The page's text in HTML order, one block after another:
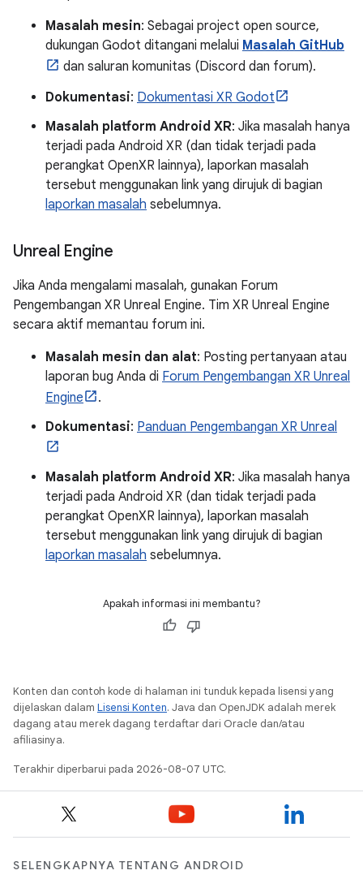
Masalah mesin: Sebagai project open source,
dukungan Godot ditangani melalui Masalah GitHub
dan saluran komunitas (Discord dan forum).
Dokumentasi: Dokumentasi XR Godot
Masalah platform Android XR: Jika masalah hanya
terjadi pada Android XR (dan tidak terjadi pada
perangkat OpenXR lainnya), laporkan masalah
tersebut menggunakan link yang dirujuk di bagian
laporkan masalah sebelumnya.
Unreal Engine
Jika Anda mengalami masalah, gunakan Forum
Pengembangan XR Unreal Engine. Tim XR Unreal Engine
secara aktif memantau forum ini.
Masalah mesin dan alat: Posting pertanyaan atau
laporan bug Anda di Forum Pengembangan XR Unreal
Engine
.
Dokumentasi: Panduan Pengembangan XR Unreal
Masalah platform Android XR: Jika masalah hanya
terjadi pada Android XR (dan tidak terjadi pada
perangkat OpenXR lainnya), laporkan masalah
tersebut menggunakan link yang dirujuk di bagian
laporkan masalah sebelumnya.
Apakah informasi ini membantu?
Konten dan contoh kode di halaman ini tunduk kepada lisensi yang
dijelaskan dalam Lisensi Konten. Java dan OpenJDK adalah merek
dagang atau merek dagang terdaftar dari Oracle dan/atau
afiliasinya.
Terakhir diperbarui pada 2026-08-07 UTC.
SELENGKAPNYA TENTANG ANDROID